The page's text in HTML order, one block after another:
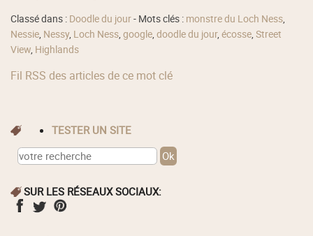
Classé dans : Doodle du jour- Mots clés : monstre du Loch Ness,
Nessie, Nessy, Loch Ness,google,doodle du jour,écosse,Street
View, Highlands
Fil RSS des articles de ce mot clé
TESTER UN SITE
SUR LES RÉSEAUX SOCIAUX: